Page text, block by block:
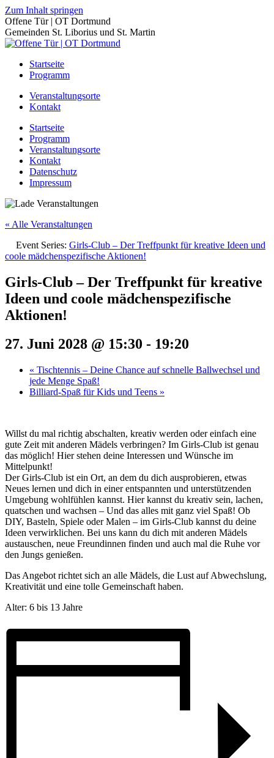
Zum Inhalt springen
Offene Tür | OT Dortmund
Gemeinden St. Liborius und St. Martin
Startseite
Programm
Veranstaltungsorte
Kontakt
Startseite
Programm
Veranstaltungsorte
Kontakt
Datenschutz
Impressum
« Alle Veranstaltungen
Event Series: Girls-Club – Der Treffpunkt für kreative Ideen und
coole mädchenspezifische Aktionen!
Girls-Club – Der Treffpunkt für kreative
Ideen und coole mädchenspezifische
Aktionen!
27. Juni 2028 @ 15:30 - 19:20
« Tischtennis – Deine Chance auf schnelle Ballwechsel und
jede Menge Spaß!
Billiard-Spaß für Kids und Teens »
Willst du mal richtig abschalten, kreativ werden oder einfach eine
gute Zeit mit anderen Mädels verbringen? Im Girls-Club ist genau
das möglich! Hier stehen deine Interessen und Wünsche im
Mittelpunkt!
Der Girls-Club ist ein Ort, an dem du dich ausprobieren, etwas
Neues lernen und dich in einer entspannten und unterstützenden
Umgebung wohlfühlen kannst. Hier kannst du kreativ sein, lachen,
quatschen und wachsen – Und das alles mit ganz viel Spaß! Ob
DIY, Basteln, Spiele oder Malen – im Girls-Club kannst du deine
Ideen verwirklichen. Bei uns kann du dich mit anderen Mädels
austauschen, neue Freundinnen finden und auch mal die Ruhe vor
den Jungs genießen.
Das Angebot richtet sich an alle Mädels, die Lust auf Abwechslung,
Kreativität und eine tolle Gemeinschaft haben.
Alter: 6 bis 13 Jahre